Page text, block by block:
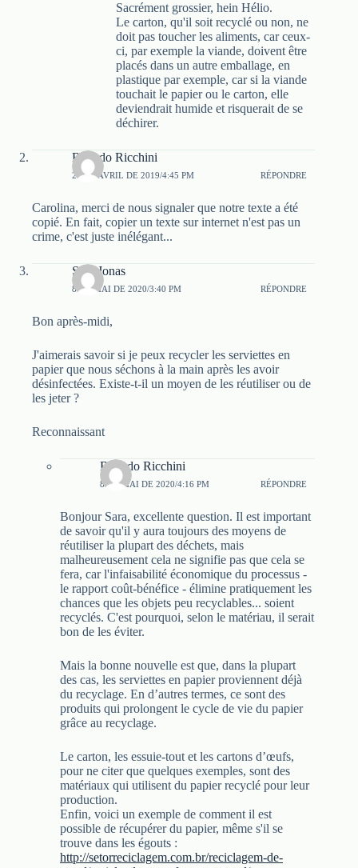
Sacrément grossier, hein Hélio.
Le carton, qu'il soit recyclé ou non, ne
doit pas toucher les aliments, car ceux-
ci, par exemple la viande, doivent être
placés dans un autre emballage, en
plastique par exemple, car si la viande
touchait le papier ou le carton, elle
deviendrait humide et risquerait de se
déchirer.
Ricardo Ricchini
21 DE AVRIL DE 2019/4:45 PM RÉPONDRE
Carolina, merci de nous signaler que notre texte a été
copié. En fait, copier un texte sur internet n'est pas un
crime, c'est juste inélégant...
Sara Jonas
8 DE MAI DE 2020/3:40 PM RÉPONDRE
Bon après-midi,
J'aimerais savoir si je peux recycler les serviettes en
papier que nous séchons à la main après les avoir
désinfectées. Existe-t-il un moyen de les réutiliser ou de
les jeter ?
Reconnaissant
Ricardo Ricchini
8 DE MAI DE 2020/4:16 PM RÉPONDRE
Bonjour Sara, excellente question. Il est important
de savoir qu'il y aura toujours des moyens de
réutiliser la plupart des déchets, mais
malheureusement cela ne signifie pas que cela se
fera, car l'infaisabilité économique du processus -
le rapport coût-bénéfice - élimine pratiquement les
chances que les objets peu recyclables... soient
recyclés. C'est pourquoi, selon le matériau, il serait
bon de les éviter.
Mais la bonne nouvelle est que, dans la plupart
des cas, les serviettes en papier proviennent déjà
du recyclage. En d’autres termes, ce sont des
produits qui prolongent le cycle de vie du papier
grâce au recyclage.
Le carton, les essuie-tout et les cartons d’œufs,
pour ne citer que quelques exemples, sont des
matériaux qui utilisent du papier recyclé pour leur
production.
Enfin, voici un exemple de comment il est
possible de récupérer du papier, même s'il se
trouve dans les égouts :
http://setorreciclagem.com.br/reciclagem-de-